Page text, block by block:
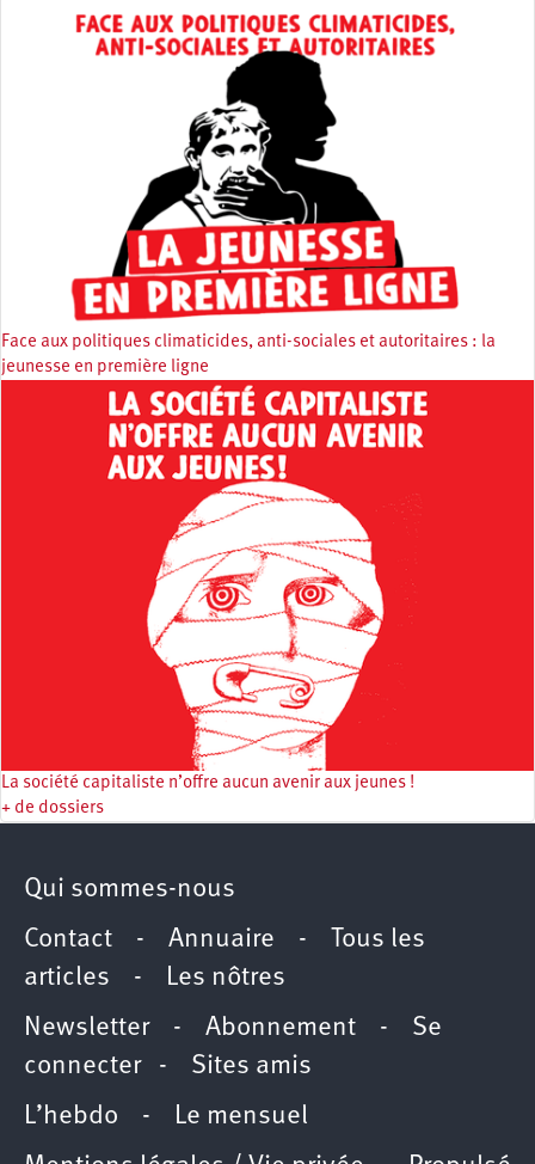
Face aux politiques climaticides, anti-sociales et autoritaires : la
jeunesse en première ligne
La société capitaliste n’offre aucun avenir aux jeunes !
+ de dossiers
Qui sommes-nous
Contact - Annuaire -
Tous les
articles - Les nôtres
Newsletter- Abonnement - Se
connecter- Sites amis
L’hebdo - Le mensuel